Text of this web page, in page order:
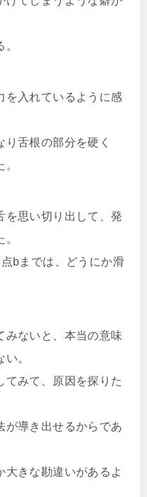
を入れているように感
舌根の部分を硬く
を思い切り出して、発
bまでは、どうにか滑
みないと、本当の意味
。
てみて、原因を探りた
が導き出せるからであ
大きな勘違いがあるよ